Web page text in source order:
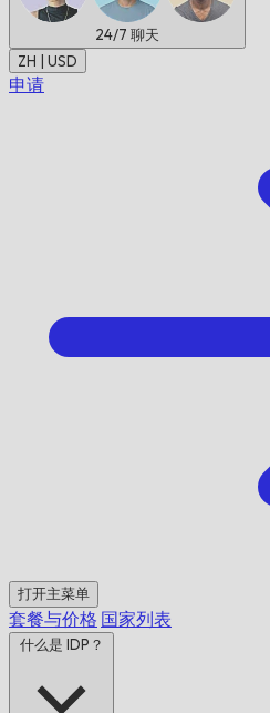
24/7 聊天
ZH | USD
申请
打开主菜单
套餐与价格 国家列表
什么是 IDP？